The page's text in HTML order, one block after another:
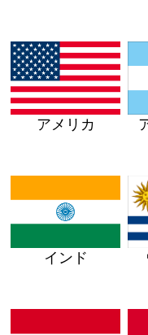
アメリカ
インド